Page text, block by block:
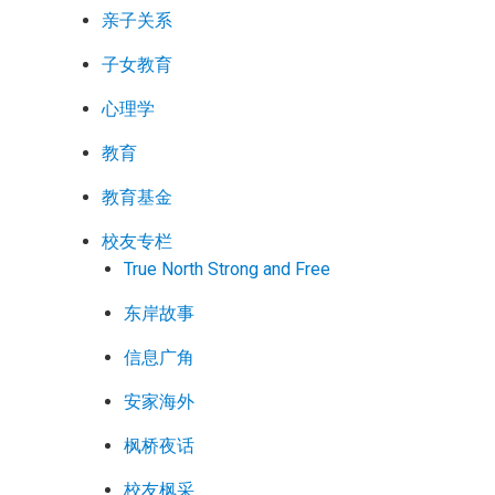
亲子关系
子女教育
心理学
教育
教育基金
校友专栏
True North Strong and Free
东岸故事
信息广角
安家海外
枫桥夜话
校友枫采